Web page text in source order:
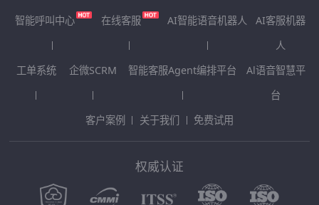
智能呼叫中心 在线客服 AI智能语音机器人
AI客服机器
人
工单系统
企微SCRM 智能客服Agent编排平台
Al语音智慧平
台
客户案例
关于我们 免费试用
权威认证